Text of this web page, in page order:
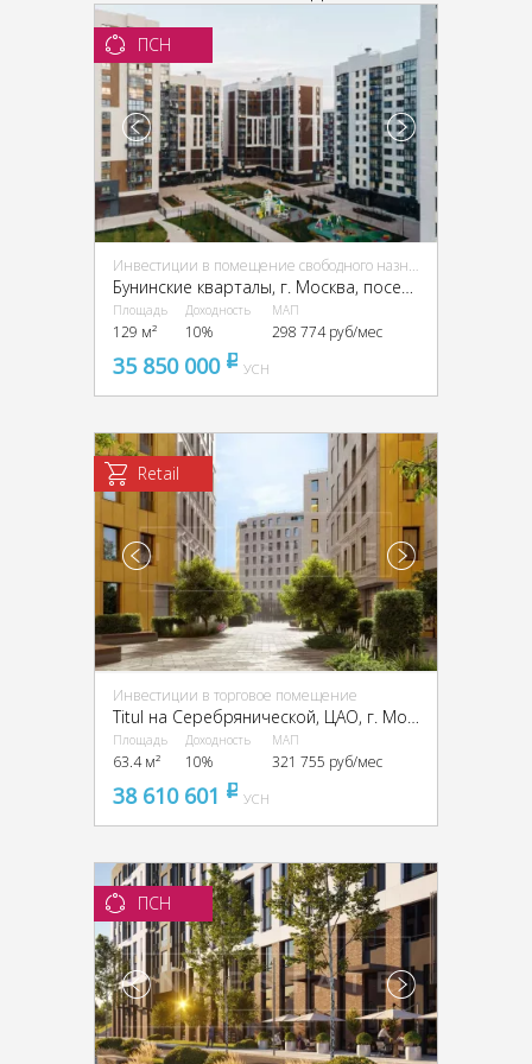
ПСН
Инвестиции в помещение свободного назначения (ПСН)
Бунинские кварталы, г. Москва, поселение Сосенское
Площадь
129 м²
Доходность
10%
МАП
298 774 руб/мес
35 850 000 pуб
УСН
Retail
Инвестиции в торговое помещение
Площадь
63.4 м²
Доходность
10%
МАП
321 755 руб/мес
38 610 601 pуб
УСН
ПСН